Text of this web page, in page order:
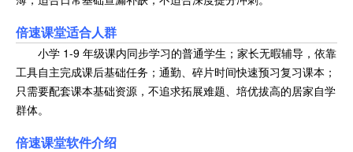
倍速课堂适合人群
小学 1-9 年级课内同步学习的普通学生；家长无暇辅导，依靠
工具自主完成课后基础任务；通勤、碎片时间快速预习复习课本；
只需要配套课本基础资源，不追求拓展难题、培优拔高的居家自学
群体。
倍速课堂软件介绍